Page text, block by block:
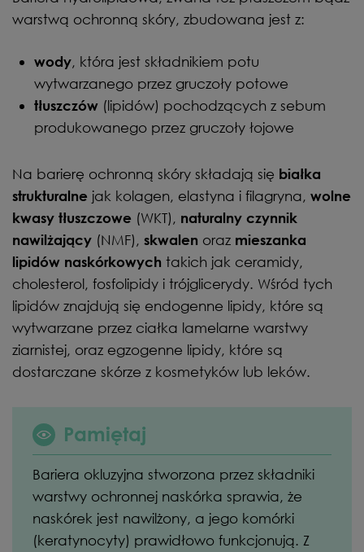
warstwą ochronną skóry, zbudowana jest z:
wody, która jest składnikiem potu
wytwarzanego przez gruczoły potowe
tłuszczów (lipidów) pochodzących z sebum
produkowanego przez gruczoły łojowe
Na barierę ochronną skóry składają się białka
strukturalne jak kolagen, elastyna i filagryna, wolne
kwasy tłuszczowe (WKT), naturalny czynnik
nawilżający (NMF), skwalen oraz mieszanka
lipidów naskórkowych takich jak ceramidy,
cholesterol, fosfolipidy i trójglicerydy. Wśród tych
lipidów znajdują się endogenne lipidy, które są
wytwarzane przez ciałka lamelarne warstwy
ziarnistej, oraz egzogenne lipidy, które są
dostarczane skórze z kosmetyków lub leków.
Pamiętaj
Bariera okluzyjna stworzona przez składniki
warstwy ochronnej naskórka sprawia, że
naskórek jest nawilżony, a jego komórki
(keratynocyty) prawidłowo funkcjonują. Z